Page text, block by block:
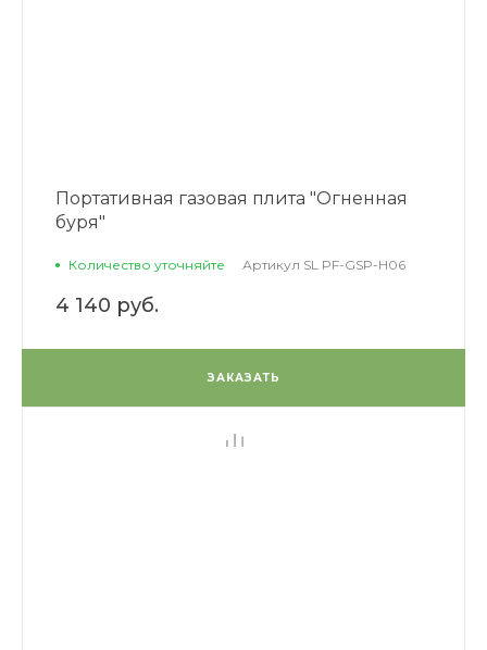
Портативная газовая плита "Огненная
буря"
Количество уточняйте Артикул SL PF-GSP-H06
4 140 руб.
ЗАКАЗАТЬ